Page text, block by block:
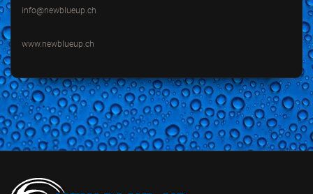
info@newblueup.ch
www.newblueup.ch